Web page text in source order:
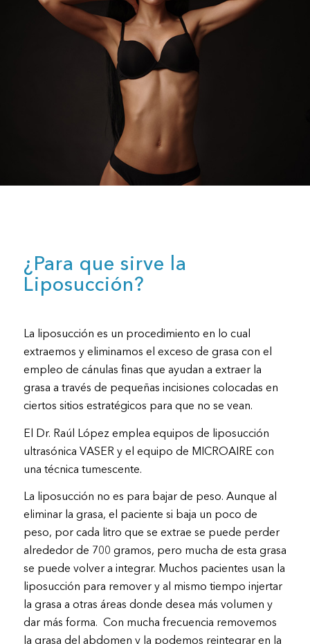
¿Para que sirve la
Liposucción?
La liposucción es un procedimiento en lo cual
extraemos y eliminamos el exceso de grasa con el
empleo de cánulas finas que ayudan a extraer la
grasa a través de pequeñas incisiones colocadas en
ciertos sitios estratégicos para que no se vean.
El Dr. Raúl López emplea equipos de liposucción
ultrasónica VASER y el equipo de MICROAIRE con
una técnica tumescente.
La liposucción no es para bajar de peso. Aunque al
eliminar la grasa, el paciente si baja un poco de
peso, por cada litro que se extrae se puede perder
alrededor de 700 gramos, pero mucha de esta grasa
se puede volver a integrar. Muchos pacientes usan la
liposucción para remover y al mismo tiempo injertar
la grasa a otras áreas donde desea más volumen y
dar más forma. Con mucha frecuencia removemos
la grasa del abdomen y la podemos reintegrar en la